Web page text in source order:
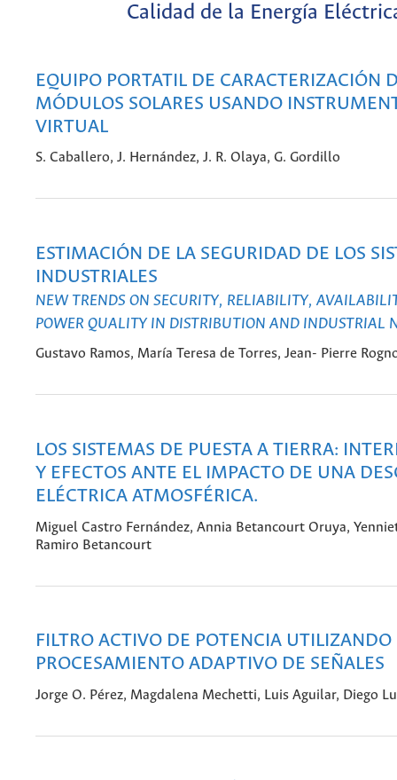
Calidad de la Energía
EQUIPO PORTATIL DE CARACTERIZACIÓN
MÓDULOS SOLARES USANDO
VIRTUAL
S. Caballero, J. Hernández, J. R. Olaya, G. Gordillo
ESTIMACIÓN DE LA SEGURIDAD DE LOS
INDUSTRIALES
NEW TRENDS ON SECURITY, RELIABILITY,
POWER QUALITY IN DISTRIBUTION AND INDUSTRIAL
Gustavo Ramos, María Teresa de Torres, Jean- Pierre
LOS SISTEMAS DE PUESTA A TIERRA:
Y EFECTOS ANTE EL IMPACTO DE UNA
ELÉCTRICA ATMOSFÉRICA.
Miguel Castro Fernández, Annia Betancourt Oruya,
Ramiro Betancourt
FILTRO ACTIVO DE POTENCIA UTILIZANDO
PROCESAMIENTO ADAPTIVO DE SEÑALES
Jorge O. Pérez, Magdalena Mechetti, Luis Aguilar, Diego